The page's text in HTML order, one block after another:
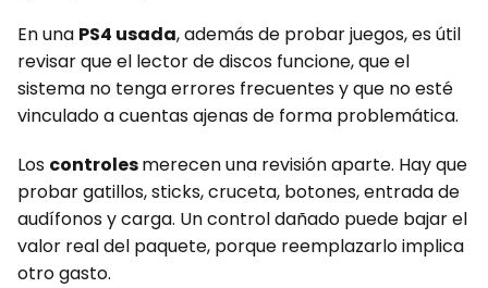
En una PS4 usada, además de probar juegos, es útil
revisar que el lector de discos funcione, que el
sistema no tenga errores frecuentes y que no esté
vinculado a cuentas ajenas de forma problemática.
Los controlesmerecen una revisión aparte. Hay que
probar gatillos, sticks, cruceta, botones, entrada de
audífonos y carga. Un control dañado puede bajar el
valor real del paquete, porque reemplazarlo implica
otro gasto.